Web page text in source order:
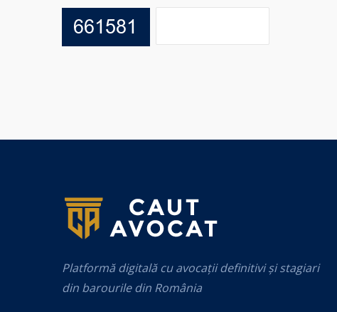
Platformă digitală cu avocații definitivi și stagiari
din barourile din România